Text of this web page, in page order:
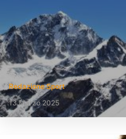
Redazione Sport
13 Marzo 2025